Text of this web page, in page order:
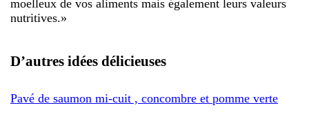
moelleux de vos aliments mais également leurs valeurs
nutritives.»
D’autres idées délicieuses
Pavé de saumon mi-cuit , concombre et pomme verte